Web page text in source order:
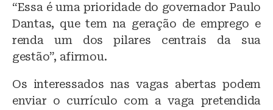
“Essa é uma prioridade do governador Paulo
Dantas, que tem na geração de emprego e
renda um dos pilares centrais da sua
gestão”, afirmou.
Os interessados nas vagas abertas podem
enviar o currículo com a vaga pretendida